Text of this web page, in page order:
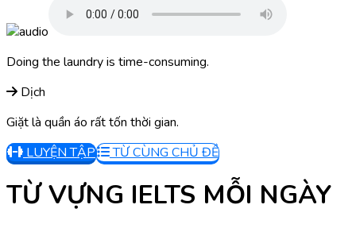
Doing the laundry is time-consuming.
Dịch
Giặt là quần áo rất tốn thời gian.
LUYỆN TẬP
TỪ CÙNG CHỦ ĐỀ
TỪ VỰNG IELTS MỖI NGÀY